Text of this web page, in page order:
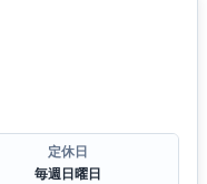
定休日
毎週日曜日